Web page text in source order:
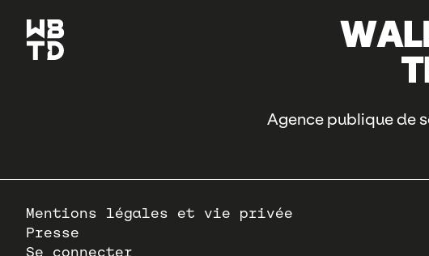
Agence publique de
Pied
de
page
Mentions légales et vie privée
Presse
Se connecter